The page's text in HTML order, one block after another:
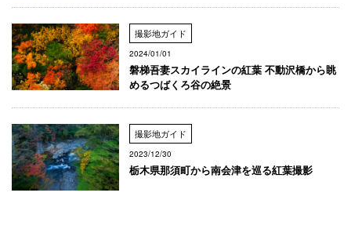
撮影地ガイド
2024/01/01
磐梯吾妻スカイラインの紅葉 不動沢橋から眺
めるつばくろ谷の絶景
撮影地ガイド
2023/12/30
栃木県那須町から南会津を巡る紅葉撮影